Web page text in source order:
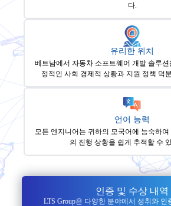
다.
유리한 위치
베트남에서 자동차 소프트웨어 개발 솔루
정적인 사회 경제적 상황과 지원 정책 덕
언어 능력
모든 엔지니어는 귀하의 모국어에 능숙하
의 진행 상황을 쉽게 추적할 수
인증 및 수상 내역
LTS Group은 다양한 분야에서 성취와 인